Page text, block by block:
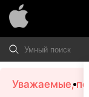
Уважаемые,